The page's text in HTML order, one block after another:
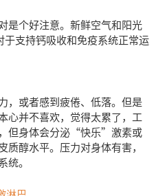
是个好注意。新鲜空气和阳光
支持钙吸收和免疫系统正常运
，或者感到疲倦、低落。但是
心并不喜欢，觉得太累了，工
但身体会分泌“快乐”激素或
醇水平。压力对身体有害，
。